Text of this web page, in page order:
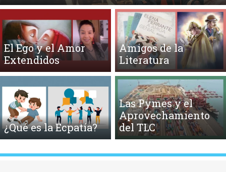
El Ego y el Amor
Extendidos
Amigos de la
Literatura
¿Qué es la Ecpatía?
Las Pymes y el
Aprovechamiento
del TLC